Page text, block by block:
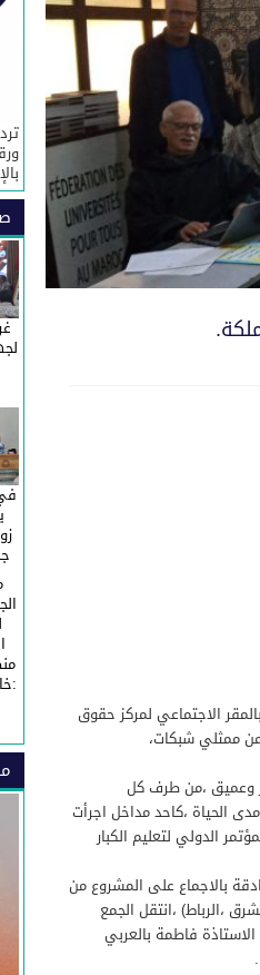
الاجتماعي لمركز حقوق
من ممثلي شبكات،
وعميق ،من طرف كل
الحياة ،كاحد مداخل اجرأت
الدولي لتعليم الكبار
بالاجماع على المشروع من
،الرباط) ،انتقل الجمع
فاطمة بالعربي